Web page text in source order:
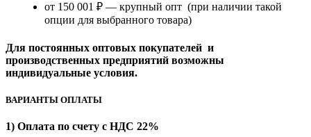
от 150 001 ₽ — крупный опт (при наличии такой
опции для выбранного товара)
Для постоянных оптовых покупателей и
производственных предприятий возможны
индивидуальные условия.
ВАРИАНТЫ ОПЛАТЫ
1) Оплата по счету с НДС 22%